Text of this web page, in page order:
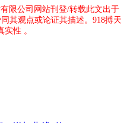
限公司网站刊登/转载此文出于
其观点或论证其描述。918搏天
性 。